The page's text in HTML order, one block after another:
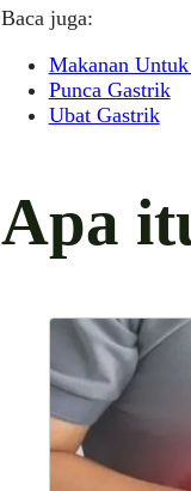
Baca juga:
Makanan
Punca Gastrik
Ubat Gastrik
Apa